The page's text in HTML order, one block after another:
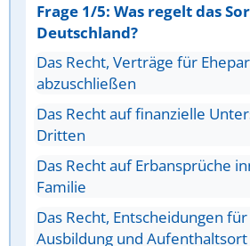
Frage 1/5: Was regelt das
Deutschland?
Das Recht, Verträge für
abzuschließen
Das Recht auf finanzielle
Dritten
Das Recht auf Erbansprüche
Familie
Das Recht, Entscheidungen
Ausbildung und Aufenthaltsort